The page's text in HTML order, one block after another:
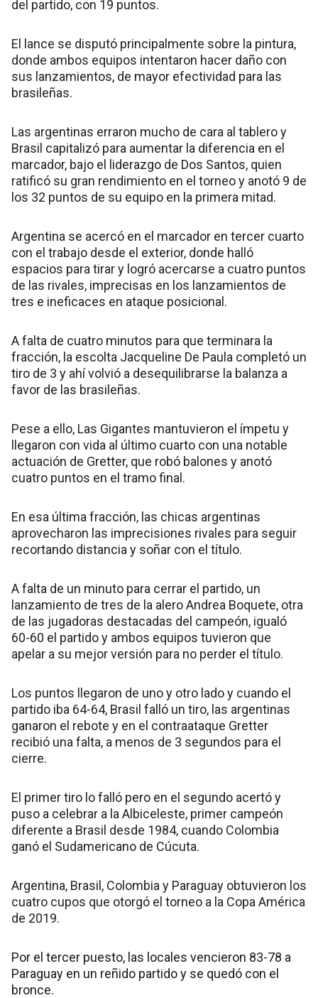
del partido, con 19 puntos.
El lance se disputó principalmente sobre la pintura,
donde ambos equipos intentaron hacer daño con
sus lanzamientos, de mayor efectividad para las
brasileñas.
Las argentinas erraron mucho de cara al tablero y
Brasil capitalizó para aumentar la diferencia en el
marcador, bajo el liderazgo de Dos Santos, quien
ratificó su gran rendimiento en el torneo y anotó 9 de
los 32 puntos de su equipo en la primera mitad.
Argentina se acercó en el marcador en tercer cuarto
con el trabajo desde el exterior, donde halló
espacios para tirar y logró acercarse a cuatro puntos
de las rivales, imprecisas en los lanzamientos de
tres e ineficaces en ataque posicional.
A falta de cuatro minutos para que terminara la
fracción, la escolta Jacqueline De Paula completó un
tiro de 3 y ahí volvió a desequilibrarse la balanza a
favor de las brasileñas.
Pese a ello, Las Gigantes mantuvieron el ímpetu y
llegaron con vida al último cuarto con una notable
actuación de Gretter, que robó balones y anotó
cuatro puntos en el tramo final.
En esa última fracción, las chicas argentinas
aprovecharon las imprecisiones rivales para seguir
recortando distancia y soñar con el título.
A falta de un minuto para cerrar el partido, un
lanzamiento de tres de la alero Andrea Boquete, otra
de las jugadoras destacadas del campeón, igualó
60-60 el partido y ambos equipos tuvieron que
apelar a su mejor versión para no perder el título.
Los puntos llegaron de uno y otro lado y cuando el
partido iba 64-64, Brasil falló un tiro, las argentinas
ganaron el rebote y en el contraataque Gretter
recibió una falta, a menos de 3 segundos para el
cierre.
El primer tiro lo falló pero en el segundo acertó y
puso a celebrar a la Albiceleste, primer campeón
diferente a Brasil desde 1984, cuando Colombia
ganó el Sudamericano de Cúcuta.
Argentina, Brasil, Colombia y Paraguay obtuvieron los
cuatro cupos que otorgó el torneo a la Copa América
de 2019.
Por el tercer puesto, las locales vencieron 83-78 a
Paraguay en un reñido partido y se quedó con el
bronce.